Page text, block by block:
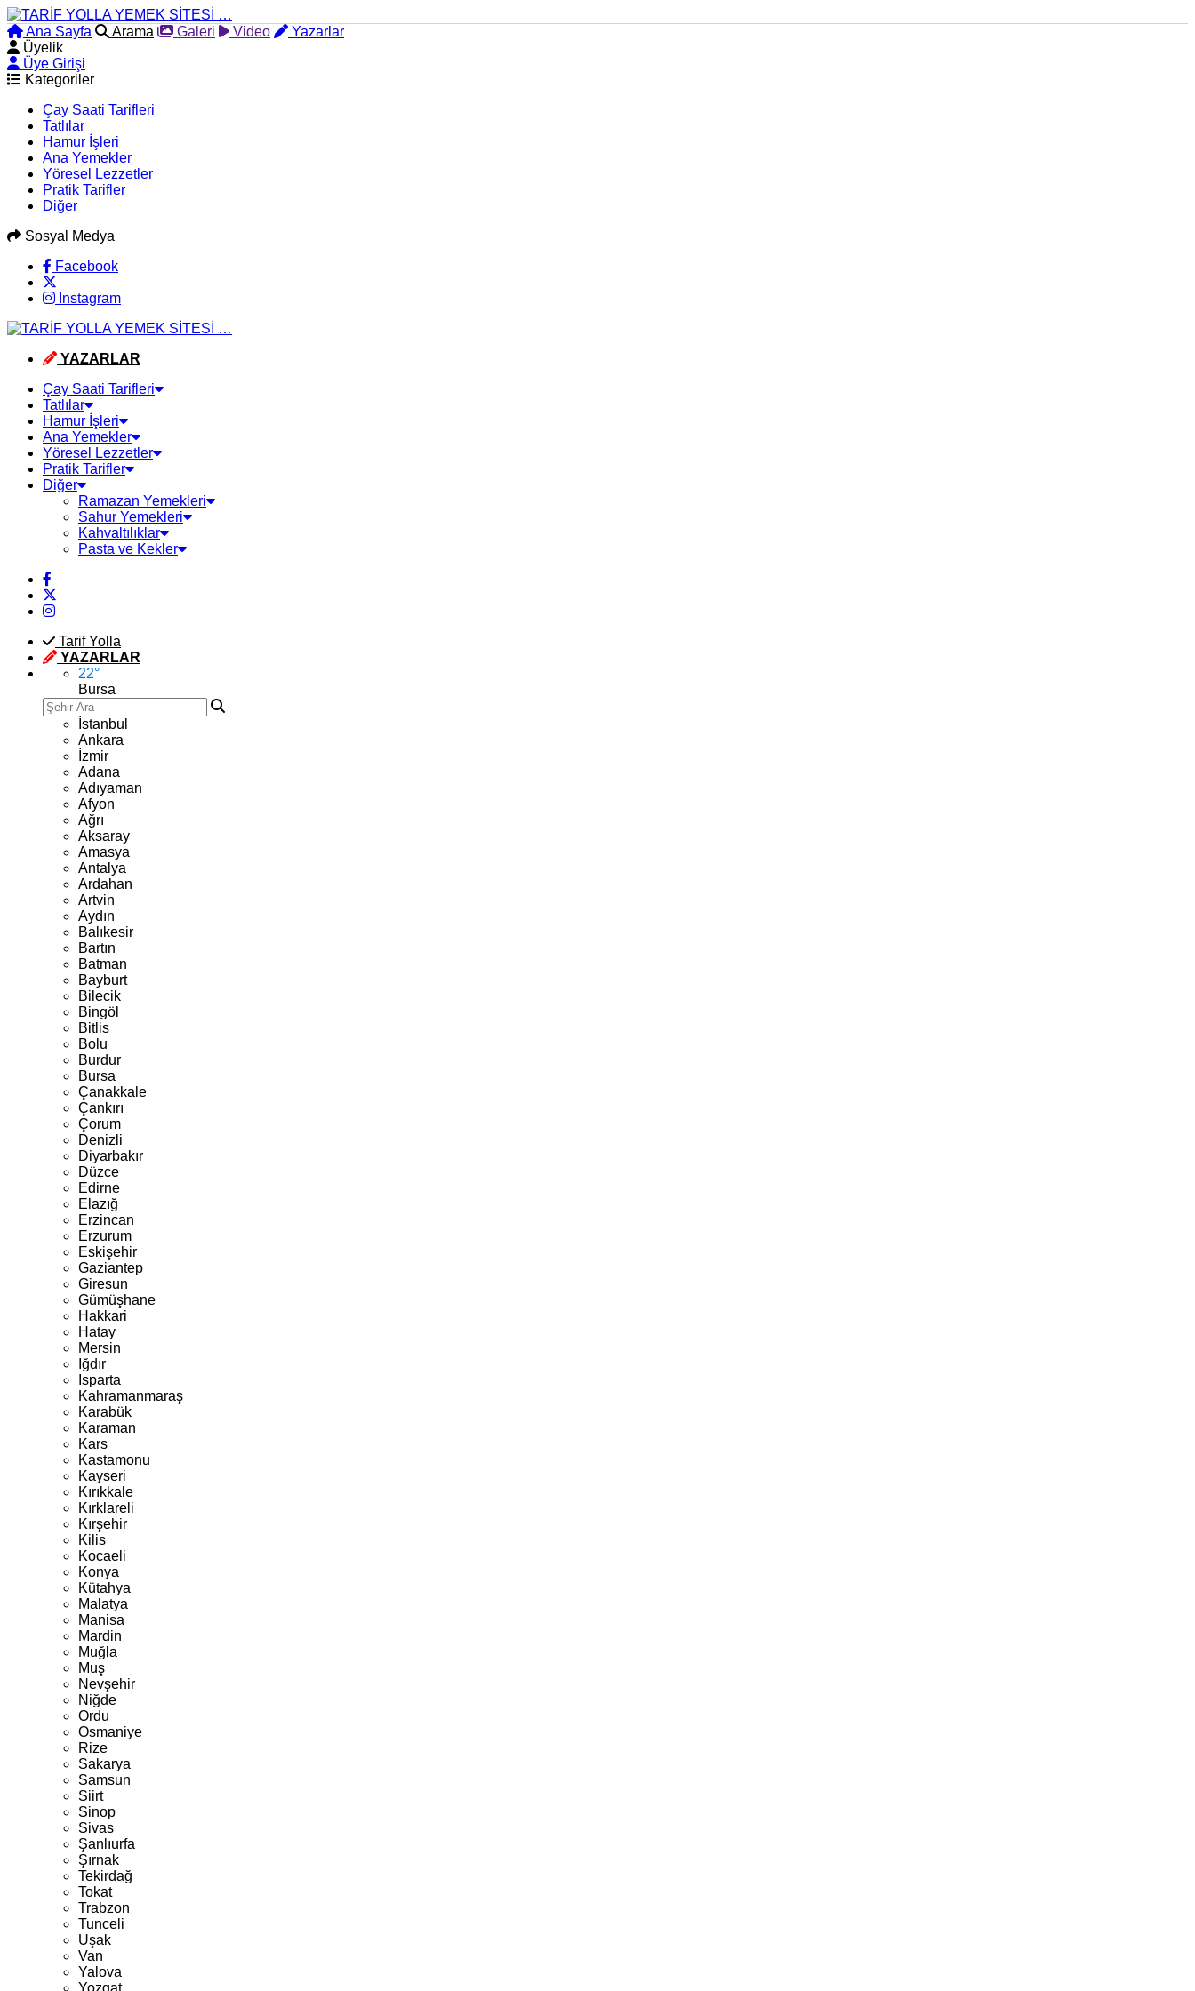
Ana Sayfa Arama Galeri Video
Yazarlar
Üyelik
Üye Girişi
Kategoriler
Çay Saati Tarifleri
Tatlılar
Hamur İşleri
Ana Yemekler
Yöresel Lezzetler
Pratik Tarifler
Diğer
Sosyal Medya
Facebook
Instagram
YAZARLAR
Çay Saati Tarifleri
Tatlılar
Hamur İşleri
Ana Yemekler
Yöresel Lezzetler
Pratik Tarifler
Diğer
Ramazan Yemekleri
Sahur Yemekleri
Kahvaltılıklar
Pasta ve Kekler
Tarif Yolla
YAZARLAR
22°
Bursa
İstanbul
Ankara
İzmir
Adana
Adıyaman
Afyon
Ağrı
Aksaray
Amasya
Antalya
Ardahan
Artvin
Aydın
Balıkesir
Bartın
Batman
Bayburt
Bilecik
Bingöl
Bitlis
Bolu
Burdur
Bursa
Çanakkale
Çankırı
Çorum
Denizli
Diyarbakır
Düzce
Edirne
Elazığ
Erzincan
Erzurum
Eskişehir
Gaziantep
Giresun
Gümüşhane
Hakkari
Hatay
Mersin
Iğdır
Isparta
Kahramanmaraş
Karabük
Karaman
Kars
Kastamonu
Kayseri
Kırıkkale
Kırklareli
Kırşehir
Kilis
Kocaeli
Konya
Kütahya
Malatya
Manisa
Mardin
Muğla
Muş
Nevşehir
Niğde
Ordu
Osmaniye
Rize
Sakarya
Samsun
Siirt
Sinop
Sivas
Şanlıurfa
Şırnak
Tekirdağ
Tokat
Trabzon
Tunceli
Uşak
Van
Yalova
Yozgat